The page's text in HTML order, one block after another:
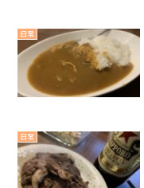
日常
日常